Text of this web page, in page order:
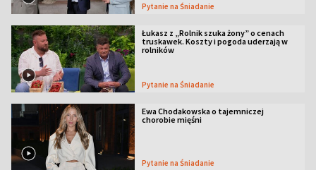
Pytanie na Śniadanie
Łukasz z „Rolnik szuka żony” o cenach
truskawek. Koszty i pogoda uderzają w
rolników
Pytanie na Śniadanie
Ewa Chodakowska o tajemniczej
chorobie mięśni
Pytanie na Śniadanie